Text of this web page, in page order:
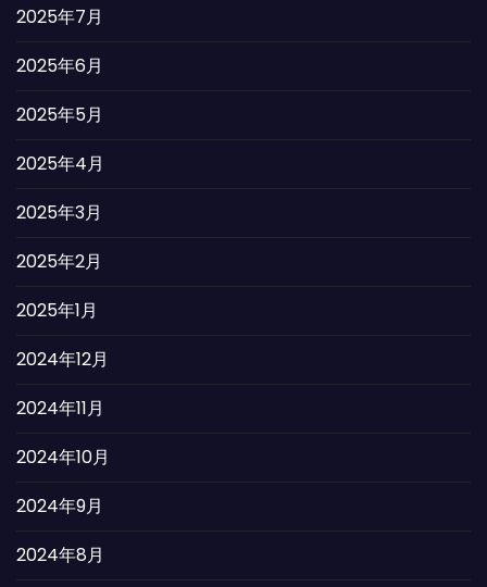
2025年7月
2025年6月
2025年5月
2025年4月
2025年3月
2025年2月
2025年1月
2024年12月
2024年11月
2024年10月
2024年9月
2024年8月